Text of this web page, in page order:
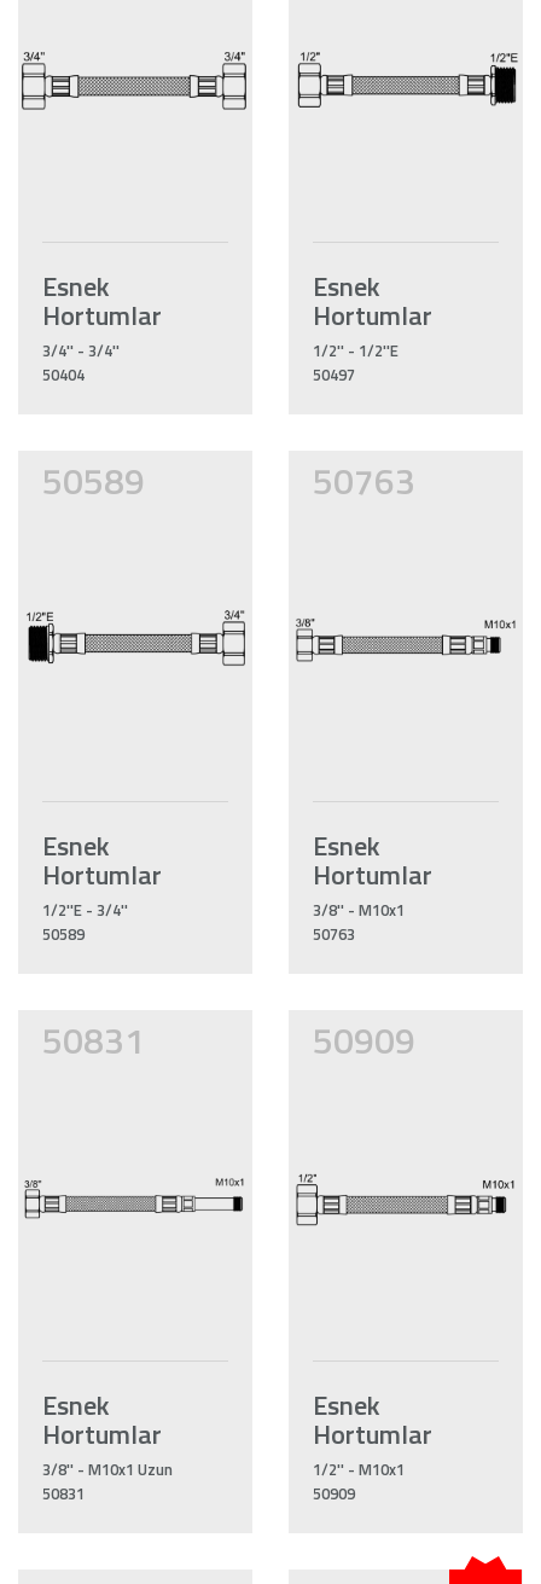
Esnek
Hortumlar
3/4'' - 3/4''
50404
Esnek
Hortumlar
1/2'' - 1/2''E
50497
50589
Esnek
Hortumlar
1/2''E - 3/4''
50589
50763
Esnek
Hortumlar
3/8'' - M10x1
50763
50831
Esnek
Hortumlar
3/8'' - M10x1 Uzun
50831
50909
Esnek
Hortumlar
1/2'' - M10x1
50909